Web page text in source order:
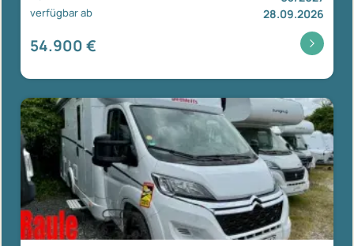
verfügbar ab 28.09.2026
54.900 €